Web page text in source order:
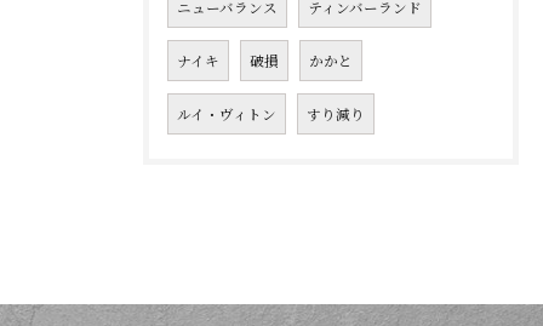
ニューバランス ティンバーランド
ナイキ 破損 かかと
ルイ・ヴィトン すり減り